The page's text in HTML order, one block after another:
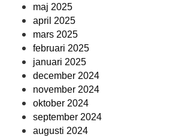
maj 2025
april 2025
mars 2025
februari 2025
januari 2025
december 2024
november 2024
oktober 2024
september 2024
augusti 2024